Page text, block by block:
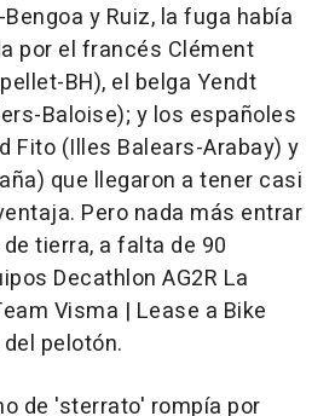
y Ruiz, la fuga había
por el francés Clément
BH), el belga Yendt
Baloise); y los españoles
Fito (Illes Balears-Arabay) y
que llegaron a tener casi
Pero nada más entrar
tierra, a falta de 90
Decathlon AG2R La
Visma | Lease a Bike
pelotón.
de 'sterrato' rompía por